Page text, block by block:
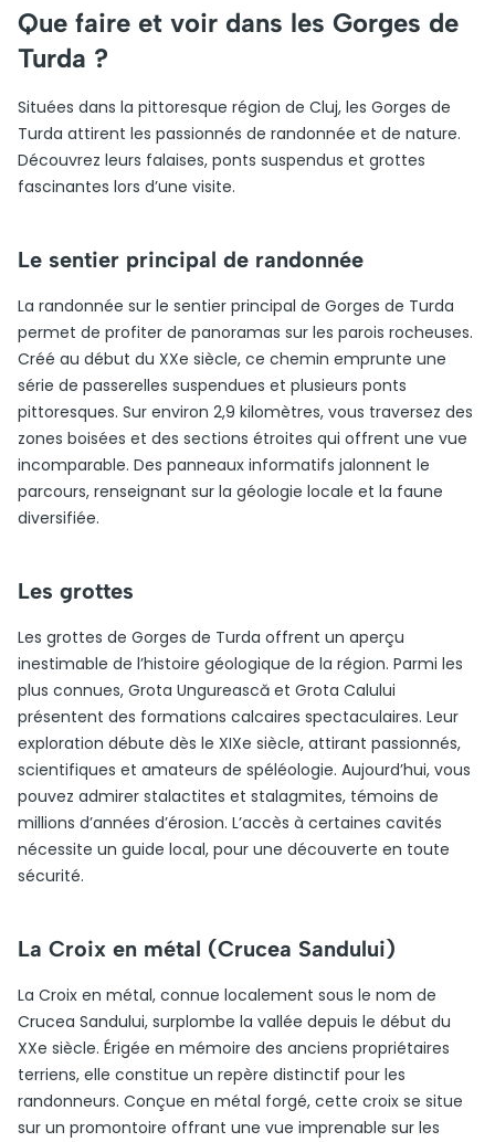
Que faire et voir dans les Gorges de
Turda ?
Situées dans la pittoresque région de Cluj, les Gorges de
Turda attirent les passionnés de randonnée et de nature.
Découvrez leurs falaises, ponts suspendus et grottes
fascinantes lors d’une visite.
Le sentier principal de randonnée
La randonnée sur le sentier principal de Gorges de Turda
permet de profiter de panoramas sur les parois rocheuses.
Créé au début du XXe siècle, ce chemin emprunte une
série de passerelles suspendues et plusieurs ponts
pittoresques. Sur environ 2,9 kilomètres, vous traversez des
zones boisées et des sections étroites qui offrent une vue
incomparable. Des panneaux informatifs jalonnent le
parcours, renseignant sur la géologie locale et la faune
diversifiée.
Les grottes
Les grottes de Gorges de Turda offrent un aperçu
inestimable de l’histoire géologique de la région. Parmi les
plus connues, Grota Ungurească et Grota Calului
présentent des formations calcaires spectaculaires. Leur
exploration débute dès le XIXe siècle, attirant passionnés,
scientifiques et amateurs de spéléologie. Aujourd’hui, vous
pouvez admirer stalactites et stalagmites, témoins de
millions d’années d’érosion. L’accès à certaines cavités
nécessite un guide local, pour une découverte en toute
sécurité.
La Croix en métal (Crucea Sandului)
La Croix en métal, connue localement sous le nom de
Crucea Sandului, surplombe la vallée depuis le début du
XXe siècle. Érigée en mémoire des anciens propriétaires
terriens, elle constitue un repère distinctif pour les
randonneurs. Conçue en métal forgé, cette croix se situe
sur un promontoire offrant une vue imprenable sur les